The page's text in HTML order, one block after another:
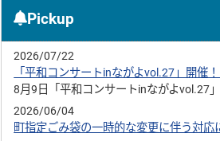
Pickup
2026/07/22
「平和コンサートinながよvol.27」開催
8月9日「平和コンサートinながよvol.27」
2026/06/04
町指定ごみ袋の一時的な変更に伴う対応